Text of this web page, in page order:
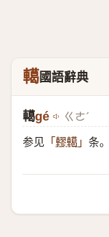
轕國語辭典
轕gé ㄍㄜˊ
参见 「 轇轕 」 条。